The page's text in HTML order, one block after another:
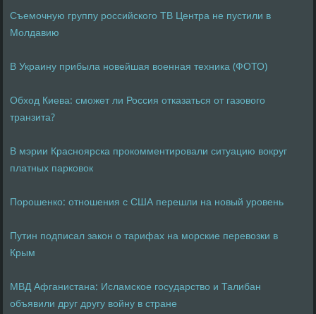
Съемочную группу российского ТВ Центра не пустили в
Молдавию
В Украину прибыла новейшая военная техника (ФОТО)
Обход Киева: сможет ли Россия отказаться от газового
транзита?
В мэрии Красноярска прокомментировали ситуацию вокруг
платных парковок
Порошенко: отношения с США перешли на новый уровень
Путин подписал закон о тарифах на морские перевозки в
Крым
МВД Афганистана: Исламское государство и Талибан
объявили друг другу войну в стране